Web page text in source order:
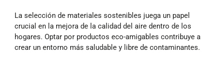
La selección de materiales sostenibles juega un papel
crucial en la mejora de la calidad del aire dentro de los
hogares. Optar por productos eco-amigables contribuye a
crear un entorno más saludable y libre de contaminantes.